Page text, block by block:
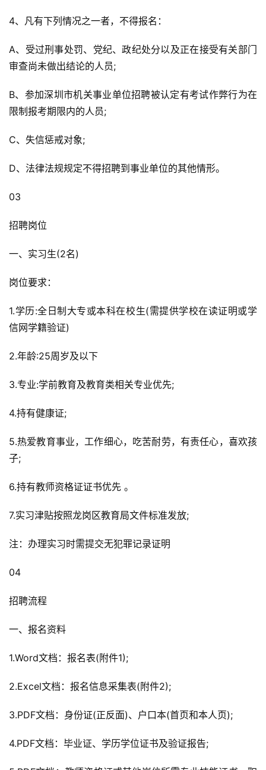
4、凡有下列情况之一者，不得报名：
A、受过刑事处罚、党纪、政纪处分以及正在接受有关部门
审查尚未做出结论的人员;
B、参加深圳市机关事业单位招聘被认定有考试作弊行为在
限制报考期限内的人员;
C、失信惩戒对象;
D、法律法规规定不得招聘到事业单位的其他情形。
03
招聘岗位
一、实习生(2名)
岗位要求：
1.学历:全日制大专或本科在校生(需提供学校在读证明或学
信网学籍验证)
2.年龄:25周岁及以下
3.专业:学前教育及教育类相关专业优先;
4.持有健康证;
5.热爱教育事业，工作细心，吃苦耐劳，有责任心，喜欢孩
子;
6.持有教师资格证证书优先 。
7.实习津贴按照龙岗区教育局文件标准发放;
注：办理实习时需提交无犯罪记录证明
04
招聘流程
一、报名资料
1.Word文档：报名表(附件1);
2.Excel文档：报名信息采集表(附件2);
3.PDF文档：身份证(正反面)、户口本(首页和本人页);
4.PDF文档：毕业证、学历学位证书及验证报告;